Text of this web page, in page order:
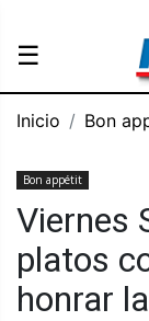
☰
Inicio Bon
Bon appétit
Viernes
platos
honrar